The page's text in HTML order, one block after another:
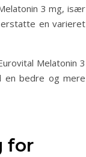
3 mg, især
erstatte en varieret
Melatonin 3
en bedre og mere
for